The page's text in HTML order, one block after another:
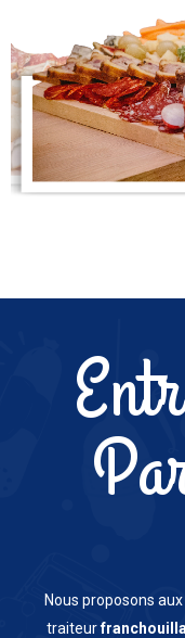
Nous proposons aux
traiteur